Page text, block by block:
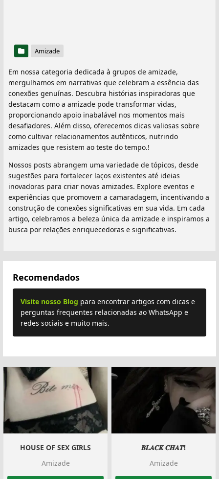
Amizade
Em nossa categoria dedicada à grupos de amizade,
mergulhamos em narrativas que celebram a essência das
conexões genuínas. Descubra histórias inspiradoras que
destacam como a amizade pode transformar vidas,
proporcionando apoio inabalável nos momentos mais
desafiadores. Além disso, oferecemos dicas valiosas sobre
como cultivar relacionamentos autênticos, nutrindo
amizades que resistem ao teste do tempo.!
Nossos posts abrangem uma variedade de tópicos, desde
sugestões para fortalecer laços existentes até ideias
inovadoras para criar novas amizades. Explore eventos e
experiências que promovem a camaradagem, incentivando a
construção de conexões significativas em sua vida. Em cada
artigo, celebramos a beleza única da amizade e inspiramos a
busca por relações enriquecedoras e significativas.
Recomendados
Visite nosso Blog para encontrar artigos com dicas e
perguntas frequentes relacionadas ao WhatsApp e
redes sociais e muito mais.
HOUSE OF SEX GIRLS
Amizade
𝑩𝑳𝑨𝑪𝑲 𝑪𝑯𝑨𝑻!
Amizade